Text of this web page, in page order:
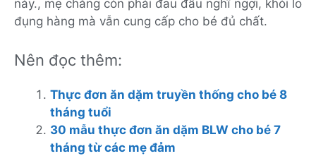
này., mẹ chẳng còn phải đau đầu nghĩ ngợi, khỏi lo
đụng hàng mà vẫn cung cấp cho bé đủ chất.
Nên đọc thêm:
Thực đơn ăn dặm truyền thống cho bé 8
tháng tuổi
30 mẫu thực đơn ăn dặm BLW cho bé 7
tháng từ các mẹ đảm